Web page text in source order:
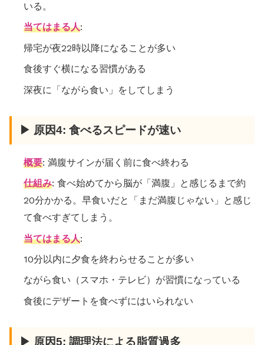
いる。
当てはまる人:
帰宅が夜22時以降になることが多い
食後すぐ横になる習慣がある
深夜に「ながら食い」をしてしまう
▶ 原因4: 食べるスピードが速い
概要: 満腹サインが届く前に食べ終わる
仕組み: 食べ始めてから脳が「満腹」と感じるまで約
20分かかる。早食いだと「まだ満腹じゃない」と感じ
て食べすぎてしまう。
当てはまる人:
10分以内に夕食を終わらせることが多い
ながら食い（スマホ・テレビ）が習慣になっている
食後にデザートを食べずにはいられない
▶ 原因5: 調理法による脂質過多